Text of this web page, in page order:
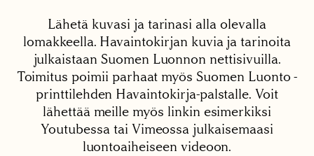
Lähetä kuvasi ja tarinasi alla olevalla
lomakkeella. Havaintokirjan kuvia ja tarinoita
julkaistaan Suomen Luonnon nettisivuilla.
Toimitus poimii parhaat myös Suomen Luonto -
printtilehden Havaintokirja-palstalle. Voit
lähettää meille myös linkin esimerkiksi
Youtubessa tai Vimeossa julkaisemaasi
luontoaiheiseen videoon.